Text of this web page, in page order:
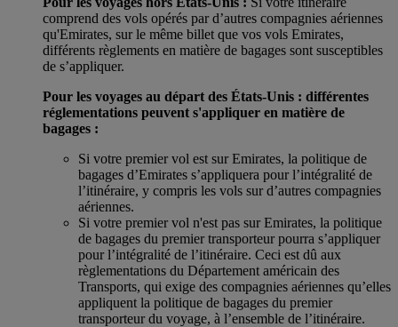
comprend des vols opérés par d’autres compagnies aériennes
qu'Emirates, sur le même billet que vos vols Emirates,
différents règlements en matière de bagages sont susceptibles
de s’appliquer.
Pour les voyages au départ des États-Unis : différentes
réglementations peuvent s'appliquer en matière de
bagages :
Si votre premier vol est sur Emirates, la politique de
bagages d’Emirates s’appliquera pour l’intégralité de
l’itinéraire, y compris les vols sur d’autres compagnies
aériennes.
Si votre premier vol n'est pas sur Emirates, la politique
de bagages du premier transporteur pourra s’appliquer
pour l’intégralité de l’itinéraire. Ceci est dû aux
règlementations du Département américain des
Transports, qui exige des compagnies aériennes qu’elles
appliquent la politique de bagages du premier
transporteur du voyage, à l’ensemble de l’itinéraire.